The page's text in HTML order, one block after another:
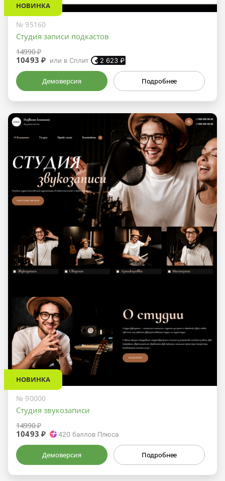
НОВИНКА
№ 95160
Студия записи подкастов
14990 ₽
10493 ₽ или в Сплит 2 623 ₽
Демоверсия Подробнее
НОВИНКА
№ 90000
Студия звукозаписи
14990 ₽
10493 ₽ 420 баллов Плюса
Демоверсия Подробнее